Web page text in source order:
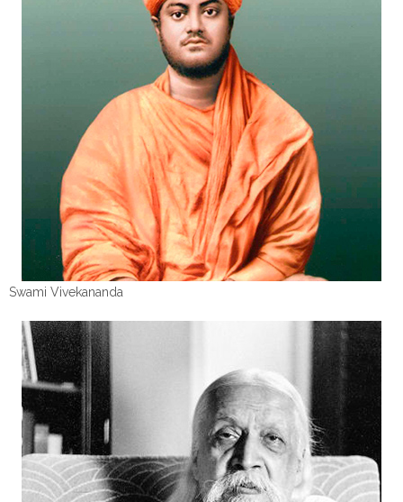
Swami Vivekananda